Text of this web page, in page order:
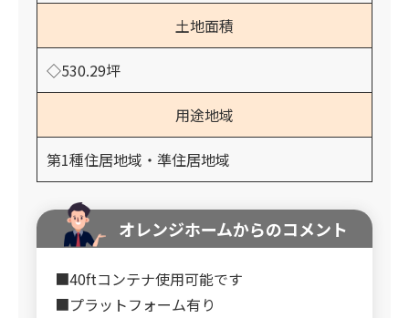
土地面積
◇530.29坪
用途地域
第1種住居地域・準住居地域
オレンジホームからのコメント
■40ftコンテナ使用可能です
■プラットフォーム有り